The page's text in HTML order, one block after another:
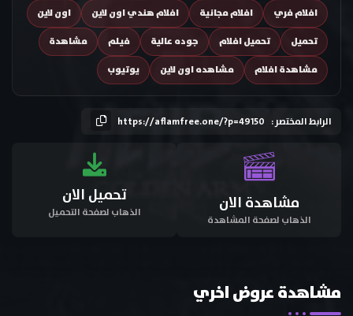
افلام فري
افلام مجانية افلام هندي اون لاين
اون لاين
تحميل
تحميل افلام جوده عالية فيلم
مشاهدة
مشاهدة افلام
مشاهده اون لاين يوتيوب
الرابط المختصر : https://aflamfree.one/?p=49150
مشاهدة الان
الذهاب لصفحة المشاهدة
تحميل الان
الذهاب لصفحة التحميل
مشاهدة عروض اخري